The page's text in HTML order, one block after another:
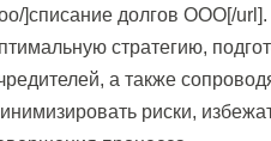
]списание долгов ООО[/
стратегию,
а также
риски,